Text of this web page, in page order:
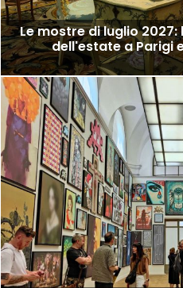
Le mostre di luglio
dell'estate a Parigi